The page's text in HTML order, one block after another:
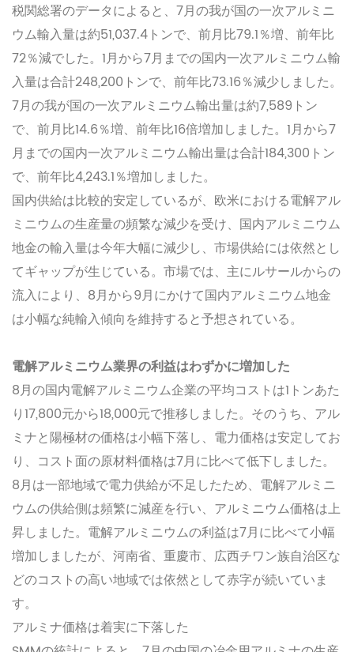
税関総署のデータによると、7月の我が国の一次アルミニ
ウム輸入量は約51,037.4トンで、前月比79.1％増、前年比
72％減でした。1月から7月までの国内一次アルミニウム輸
入量は合計248,200トンで、前年比73.16％減少しました。
7月の我が国の一次アルミニウム輸出量は約7,589トン
で、前月比14.6％増、前年比16倍増加しました。1月から7
月までの国内一次アルミニウム輸出量は合計184,300トン
で、前年比4,243.1％増加しました。
国内供給は比較的安定しているが、欧米における電解アル
ミニウムの生産量の頻繁な減少を受け、国内アルミニウム
地金の輸入量は今年大幅に減少し、市場供給には依然とし
てギャップが生じている。市場では、主にルサールからの
流入により、8月から9月にかけて国内アルミニウム地金
は小幅な純輸入傾向を維持すると予想されている。
電解アルミニウム業界の利益はわずかに増加した
8月の国内電解アルミニウム企業の平均コストは1トンあた
り17,800元から18,000元で推移しました。そのうち、アル
ミナと陽極材の価格は小幅下落し、電力価格は安定してお
り、コスト面の原材料価格は7月に比べて低下しました。
8月は一部地域で電力供給が不足したため、電解アルミニ
ウムの供給側は頻繁に減産を行い、アルミニウム価格は上
昇しました。電解アルミニウムの利益は7月に比べて小幅
増加しましたが、河南省、重慶市、広西チワン族自治区な
どのコストの高い地域では依然として赤字が続いていま
す。
アルミナ価格は着実に下落した